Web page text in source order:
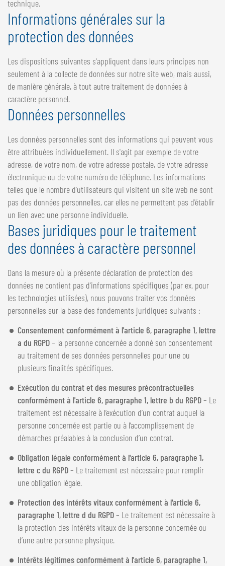
technique.
Informations générales sur la
protection des données
Les dispositions suivantes s'appliquent dans leurs principes non
seulement à la collecte de données sur notre site web, mais aussi,
de manière générale, à tout autre traitement de données à
caractère personnel.
Données personnelles
Les données personnelles sont des informations qui peuvent vous
être attribuées individuellement. Il s'agit par exemple de votre
adresse, de votre nom, de votre adresse postale, de votre adresse
électronique ou de votre numéro de téléphone. Les informations
telles que le nombre d'utilisateurs qui visitent un site web ne sont
pas des données personnelles, car elles ne permettent pas d'établir
un lien avec une personne individuelle.
Bases juridiques pour le traitement
des données à caractère personnel
Dans la mesure où la présente déclaration de protection des
données ne contient pas d'informations spécifiques (par ex. pour
les technologies utilisées), nous pouvons traiter vos données
personnelles sur la base des fondements juridiques suivants :
Consentement conformément à l'article 6, paragraphe 1, lettre
a du RGPD– la personne concernée a donné son consentement
au traitement de ses données personnelles pour une ou
plusieurs finalités spécifiques.
Exécution du contrat et des mesures précontractuelles
conformément à l'article 6, paragraphe 1, lettre b du RGPD– Le
traitement est nécessaire à l’exécution d’un contrat auquel la
personne concernée est partie ou à l’accomplissement de
démarches préalables à la conclusion d’un contrat.
Obligation légale conformément à l'article 6, paragraphe 1,
lettre c du RGPD– Le traitement est nécessaire pour remplir
une obligation légale.
Protection des intérêts vitaux conformément à l'article 6,
paragraphe 1, lettre d du RGPD– Le traitement est nécessaire à
la protection des intérêts vitaux de la personne concernée ou
d’une autre personne physique.
Intérêts légitimes conformément à l'article 6, paragraphe 1,